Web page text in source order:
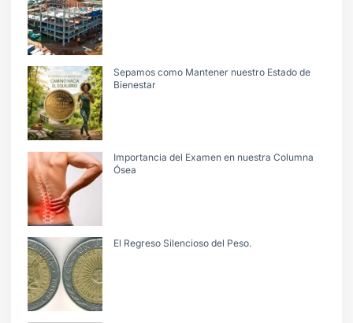
Sepamos como Mantener nuestro Estado de
Bienestar
Importancia del Examen en nuestra Columna
Ósea
El Regreso Silencioso del Peso.